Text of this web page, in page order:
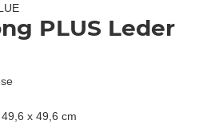
PLUS Leder
49,6 x 49,6 cm